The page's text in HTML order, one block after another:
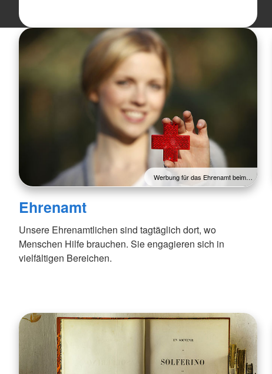
Werbung für das Ehrenamt beim…
Ehrenamt
Unsere Ehrenamtlichen sind tagtäglich dort, wo
Menschen Hilfe brauchen. Sie engagieren sich in
vielfältigen Bereichen.